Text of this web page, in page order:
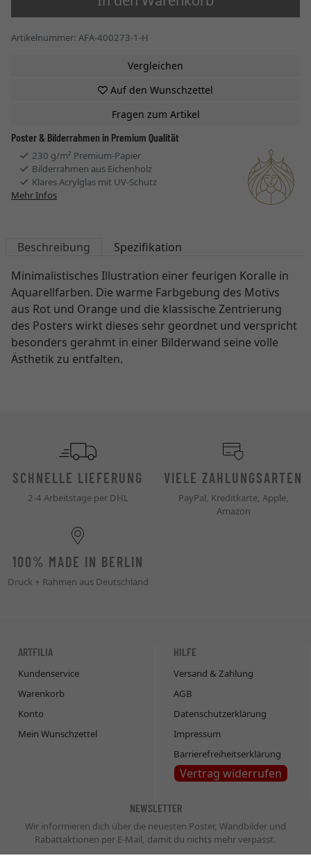
Artikelnummer: AFA-400273-1-H
Vergleichen
Auf den Wunschzettel
Fragen zum Artikel
Poster & Bilderrahmen in Premium Qualität
230 g/m² Premium-Papier
Bilderrahmen aus Eichenholz
Klares Acrylglas mit UV-Schutz
Mehr Infos
Beschreibung
Spezifikation
Minimalistisches Illustration einer feurigen Koralle in
Aquarellfarben. Die warme Farbgebung des Motivs
aus Rot und Orange und die klassische Zentrierung
des Posters wirkt dieses sehr geordnet und verspricht
besonders gerahmt in einer Bilderwand seine volle
Ästhetik zu entfalten.
SCHNELLE LIEFERUNG
2-4 Arbeitstage per DHL
VIELE ZAHLUNGSARTEN
PayPal, Kreditkarte, Apple,
Amazon
100% MADE IN BERLIN
Druck + Rahmen aus Deutschland
ARTFILIA
Kundenservice
Warenkorb
Konto
Mein Wunschzettel
HILFE
Versand & Zahlung
AGB
Datenschutzerklärung
Impressum
Barrierefreiheitserklärung
Vertrag widerrufen
NEWSLETTER
Wir informieren dich über die neuesten Poster, Wandbilder und
Rabattaktionen per E-Mail, damit du nichts mehr verpasst.